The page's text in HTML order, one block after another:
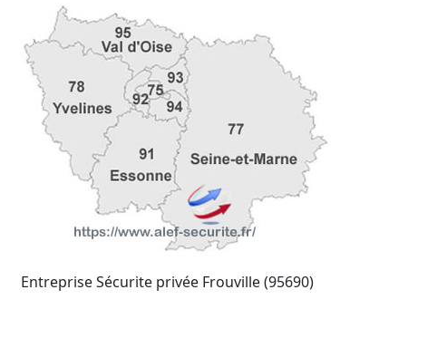
Entreprise Sécurite privée Frouville (95690)